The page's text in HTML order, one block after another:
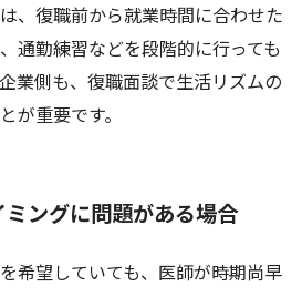
、復職前から就業時間に合わせた
通勤練習などを段階的に行っても
業側も、復職面談で生活リズムの
が重要です。
ングに問題がある場合
希望していても、医師が時期尚早